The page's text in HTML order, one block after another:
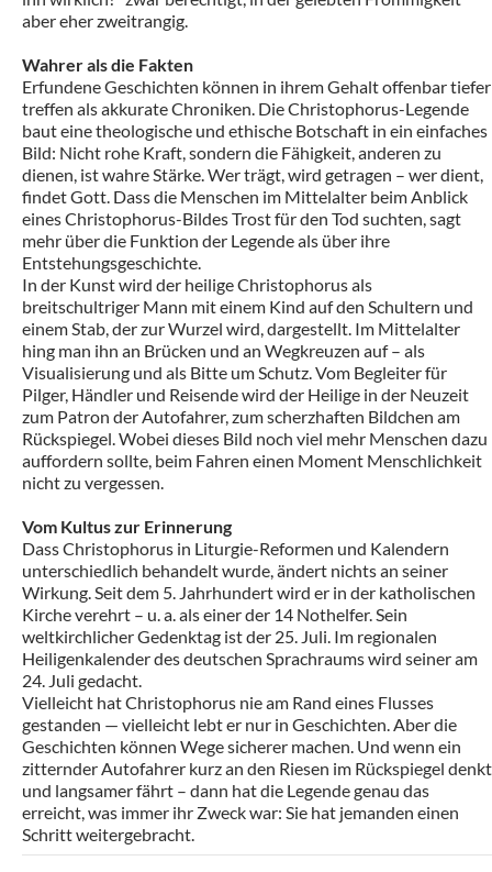
aber eher zweitrangig.
Wahrer als die Fakten
Erfundene Geschichten können in ihrem Gehalt offenbar tiefer
treffen als akkurate Chroniken. Die Christophorus-Legende
baut eine theologische und ethische Botschaft in ein einfaches
Bild: Nicht rohe Kraft, sondern die Fähigkeit, anderen zu
dienen, ist wahre Stärke. Wer trägt, wird getragen – wer dient,
findet Gott. Dass die Menschen im Mittelalter beim Anblick
eines Christophorus-Bildes Trost für den Tod suchten, sagt
mehr über die Funktion der Legende als über ihre
Entstehungsgeschichte.
In der Kunst wird der heilige Christophorus als
breitschultriger Mann mit einem Kind auf den Schultern und
einem Stab, der zur Wurzel wird, dargestellt. Im Mittelalter
hing man ihn an Brücken und an Wegkreuzen auf – als
Visualisierung und als Bitte um Schutz. Vom Begleiter für
Pilger, Händler und Reisende wird der Heilige in der Neuzeit
zum Patron der Autofahrer, zum scherzhaften Bildchen am
Rückspiegel. Wobei dieses Bild noch viel mehr Menschen dazu
auffordern sollte, beim Fahren einen Moment Menschlichkeit
nicht zu vergessen.
Vom Kultus zur Erinnerung
Dass Christophorus in Liturgie-Reformen und Kalendern
unterschiedlich behandelt wurde, ändert nichts an seiner
Wirkung. Seit dem 5. Jahrhundert wird er in der katholischen
Kirche verehrt – u. a. als einer der 14 Nothelfer. Sein
weltkirchlicher Gedenktag ist der 25. Juli. Im regionalen
Heiligenkalender des deutschen Sprachraums wird seiner am
24. Juli gedacht.
Vielleicht hat Christophorus nie am Rand eines Flusses
gestanden — vielleicht lebt er nur in Geschichten. Aber die
Geschichten können Wege sicherer machen. Und wenn ein
zitternder Autofahrer kurz an den Riesen im Rückspiegel denkt
und langsamer fährt – dann hat die Legende genau das
erreicht, was immer ihr Zweck war: Sie hat jemanden einen
Schritt weitergebracht.